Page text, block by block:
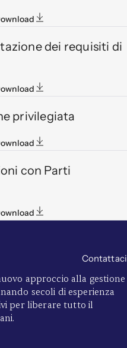
dei requisiti di
privilegiata
con Parti
Contattaci
approccio alla gestione
secoli di esperienza
per liberare tutto il